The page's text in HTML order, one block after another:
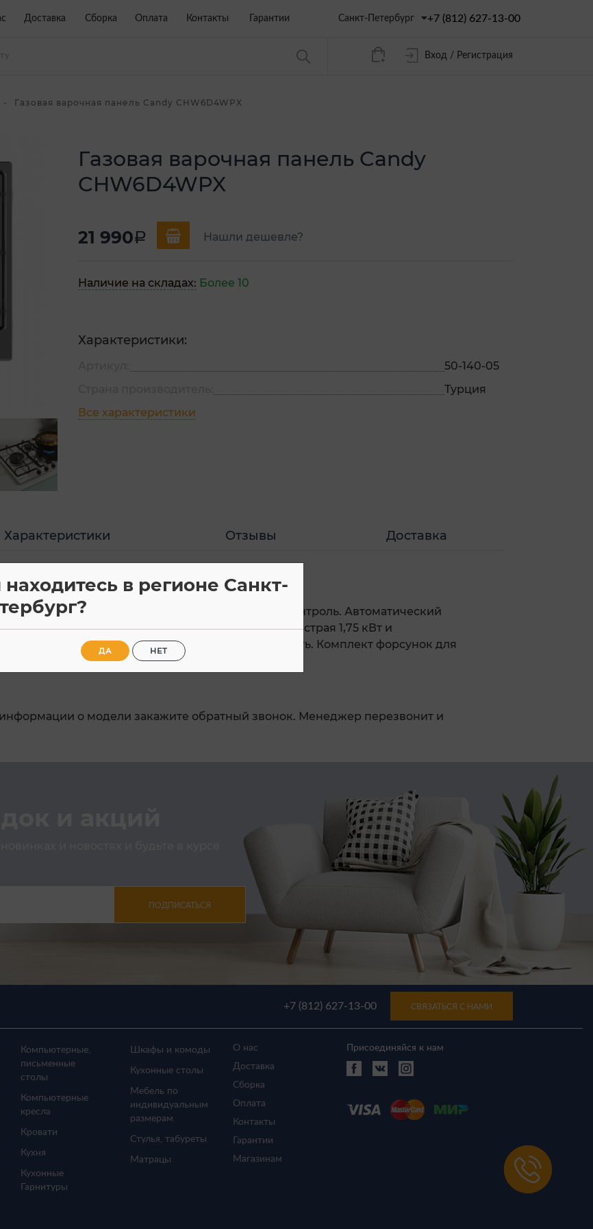
Доставка Сборка Оплата Контакты Гарантии Санкт-Петербург +7 (812) 627-13-00
Вход / Регистрация
Газовая варочная панель Candy CHW6D4WPX
Газовая варочная панель Candy
CHW6D4WPX
21 990a Нашли дешевле?
Наличие на складах: Более 10
Характеристики:
50-140-05
Турция
Все характеристики
Характеристики Отзывы Доставка
CHW6D4WPX
Цвет: Нержавеющая сталь. Ручки: Timeless. Газ-контроль. Автоматический
корона 4 кВт (Wok), быстрая 2,7 кВт, полубыстрая 1,75 кВт и
решетки. Цельноштампованная поверхность. Комплект форсунок для
о модели закажите обратный звонок. Менеджер перезвонит и
ПОДПИСАТЬСЯ
+7 (812) 627-13-00 СВЯЗАТЬСЯ С НАМИ
Компьютерные,
письменные
столы
Компьютерные
кресла
Кровати
Кухня
Кухонные
Гарнитуры
Шкафы и комоды
Кухонные столы
Мебель по
индивидуальным
размерам
Стулья, табуреты
Матрацы
О нас
Доставка
Сборка
Оплата
Контакты
Гарантии
Магазинам
Присоединяйся к нам
в регионе Санкт-
ДА НЕТ